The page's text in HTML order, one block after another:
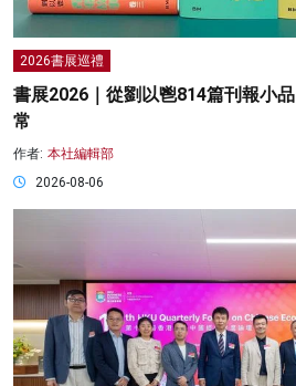
2026書展巡禮
書展2026｜從劉以鬯814篇刊報小
常
作者: 本社編輯部
2026-08-06